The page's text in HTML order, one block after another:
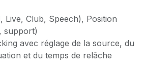
Live, Club, Speech), Position
support)
avec réglage de la source, du
et du temps de relâche